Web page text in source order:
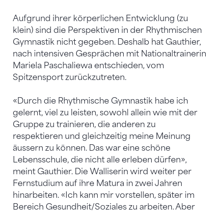
Aufgrund ihrer körperlichen Entwicklung (zu
klein) sind die Perspektiven in der Rhythmischen
Gymnastik nicht gegeben. Deshalb hat Gauthier,
nach intensiven Gesprächen mit Nationaltrainerin
Mariela Paschaliewa entschieden, vom
Spitzensport zurückzutreten.
«Durch die Rhythmische Gymnastik habe ich
gelernt, viel zu leisten, sowohl allein wie mit der
Gruppe zu trainieren, die anderen zu
respektieren und gleichzeitig meine Meinung
äussern zu können. Das war eine schöne
Lebensschule, die nicht alle erleben dürfen»,
meint Gauthier. Die Walliserin wird weiter per
Fernstudium auf ihre Matura in zwei Jahren
hinarbeiten. «Ich kann mir vorstellen, später im
Bereich Gesundheit/Soziales zu arbeiten. Aber